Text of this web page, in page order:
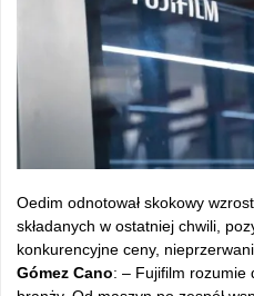
Oedim odnotował skokowy
składanych w ostatniej chwili,
konkurencyjne ceny,
Gómez Cano: – Fujifilm rozumie